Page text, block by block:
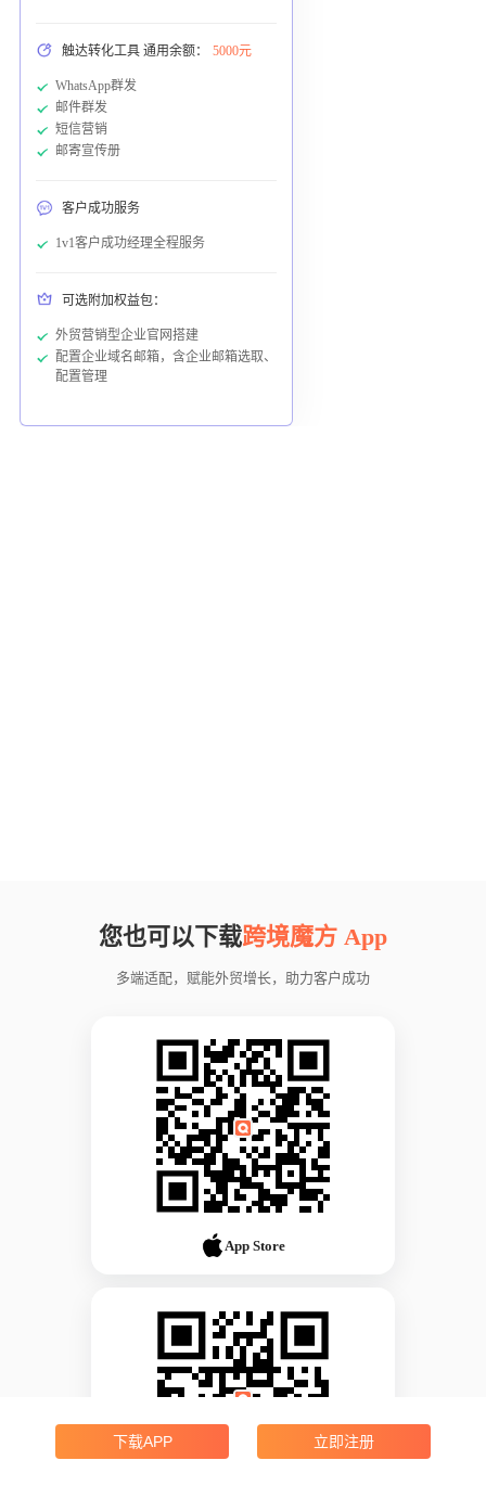
触达转化工具 通用余额： 5000元
WhatsApp群发
邮件群发
短信营销
邮寄宣传册
客户成功服务
1v1客户成功经理全程服务
可选附加权益包：
外贸营销型企业官网搭建
配置企业域名邮箱，含企业邮箱选取、
配置管理
您也可以下载跨境魔方 App
多端适配，赋能外贸增长，助力客户成功
App Store
下载APP 立即注册